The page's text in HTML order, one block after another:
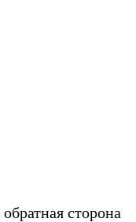
обратная сторона